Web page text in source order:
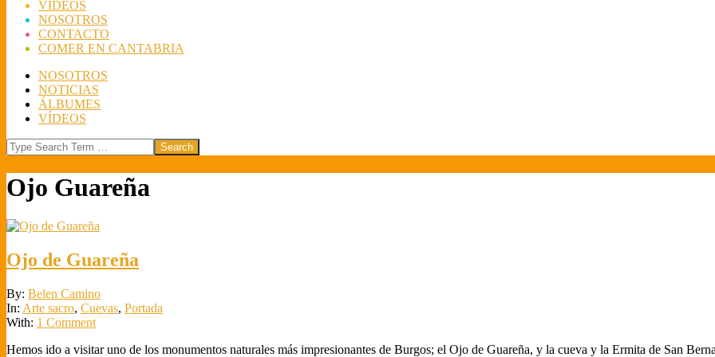
VÍDEOS
NOSOTROS
CONTACTO
COMER EN CANTABRIA
NOSOTROS
NOTICIAS
ÁLBUMES
VÍDEOS
Search
Ojo Guareña
Ojo de Guareña
2018-
11-
16
By: Belen Camino
In: Arte sacro, Cuevas, Portada
With: 1 Comment
Hemos ido a visitar uno de los monumentos naturales más impresionantes de Burgos; el Ojo de Guareña, y la cueva y la Ermita de San